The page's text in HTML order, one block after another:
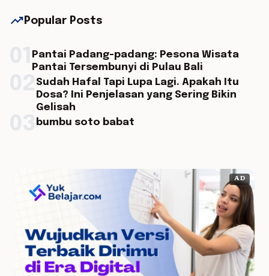
trending_up Popular Posts
Pantai Padang-padang: Pesona Wisata
Pantai Tersembunyi di Pulau Bali
Sudah Hafal Tapi Lupa Lagi. Apakah Itu
Dosa? Ini Penjelasan yang Sering Bikin
Gelisah
bumbu soto babat
AD